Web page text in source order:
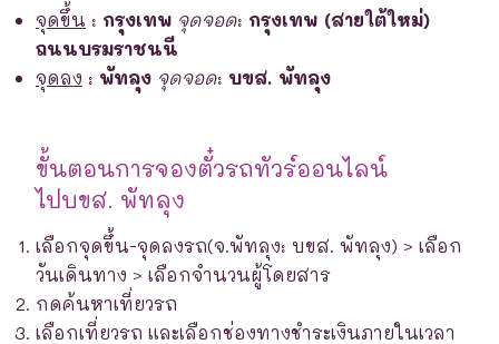
จุดขึ้น : กรุงเทพ จุดจอด: กรุงเทพ (สายใต้ใหม่)
ถนนบรมราชนนี
จุดลง : พัทลุง จุดจอด: บขส. พัทลุง
ขั้นตอนการจองตั๋วรถทัวร์ออนไลน์
ไปบขส. พัทลุง
เลือกจุดขึ้น-จุดลงรถ(จ.พัทลุง: บขส. พัทลุง) > เลือก
วันเดินทาง > เลือกจำนวนผู้โดยสาร
กดค้นหาเที่ยวรถ
เลือกเที่ยวรถ และเลือกช่องทางชำระเงินภายในเวลา